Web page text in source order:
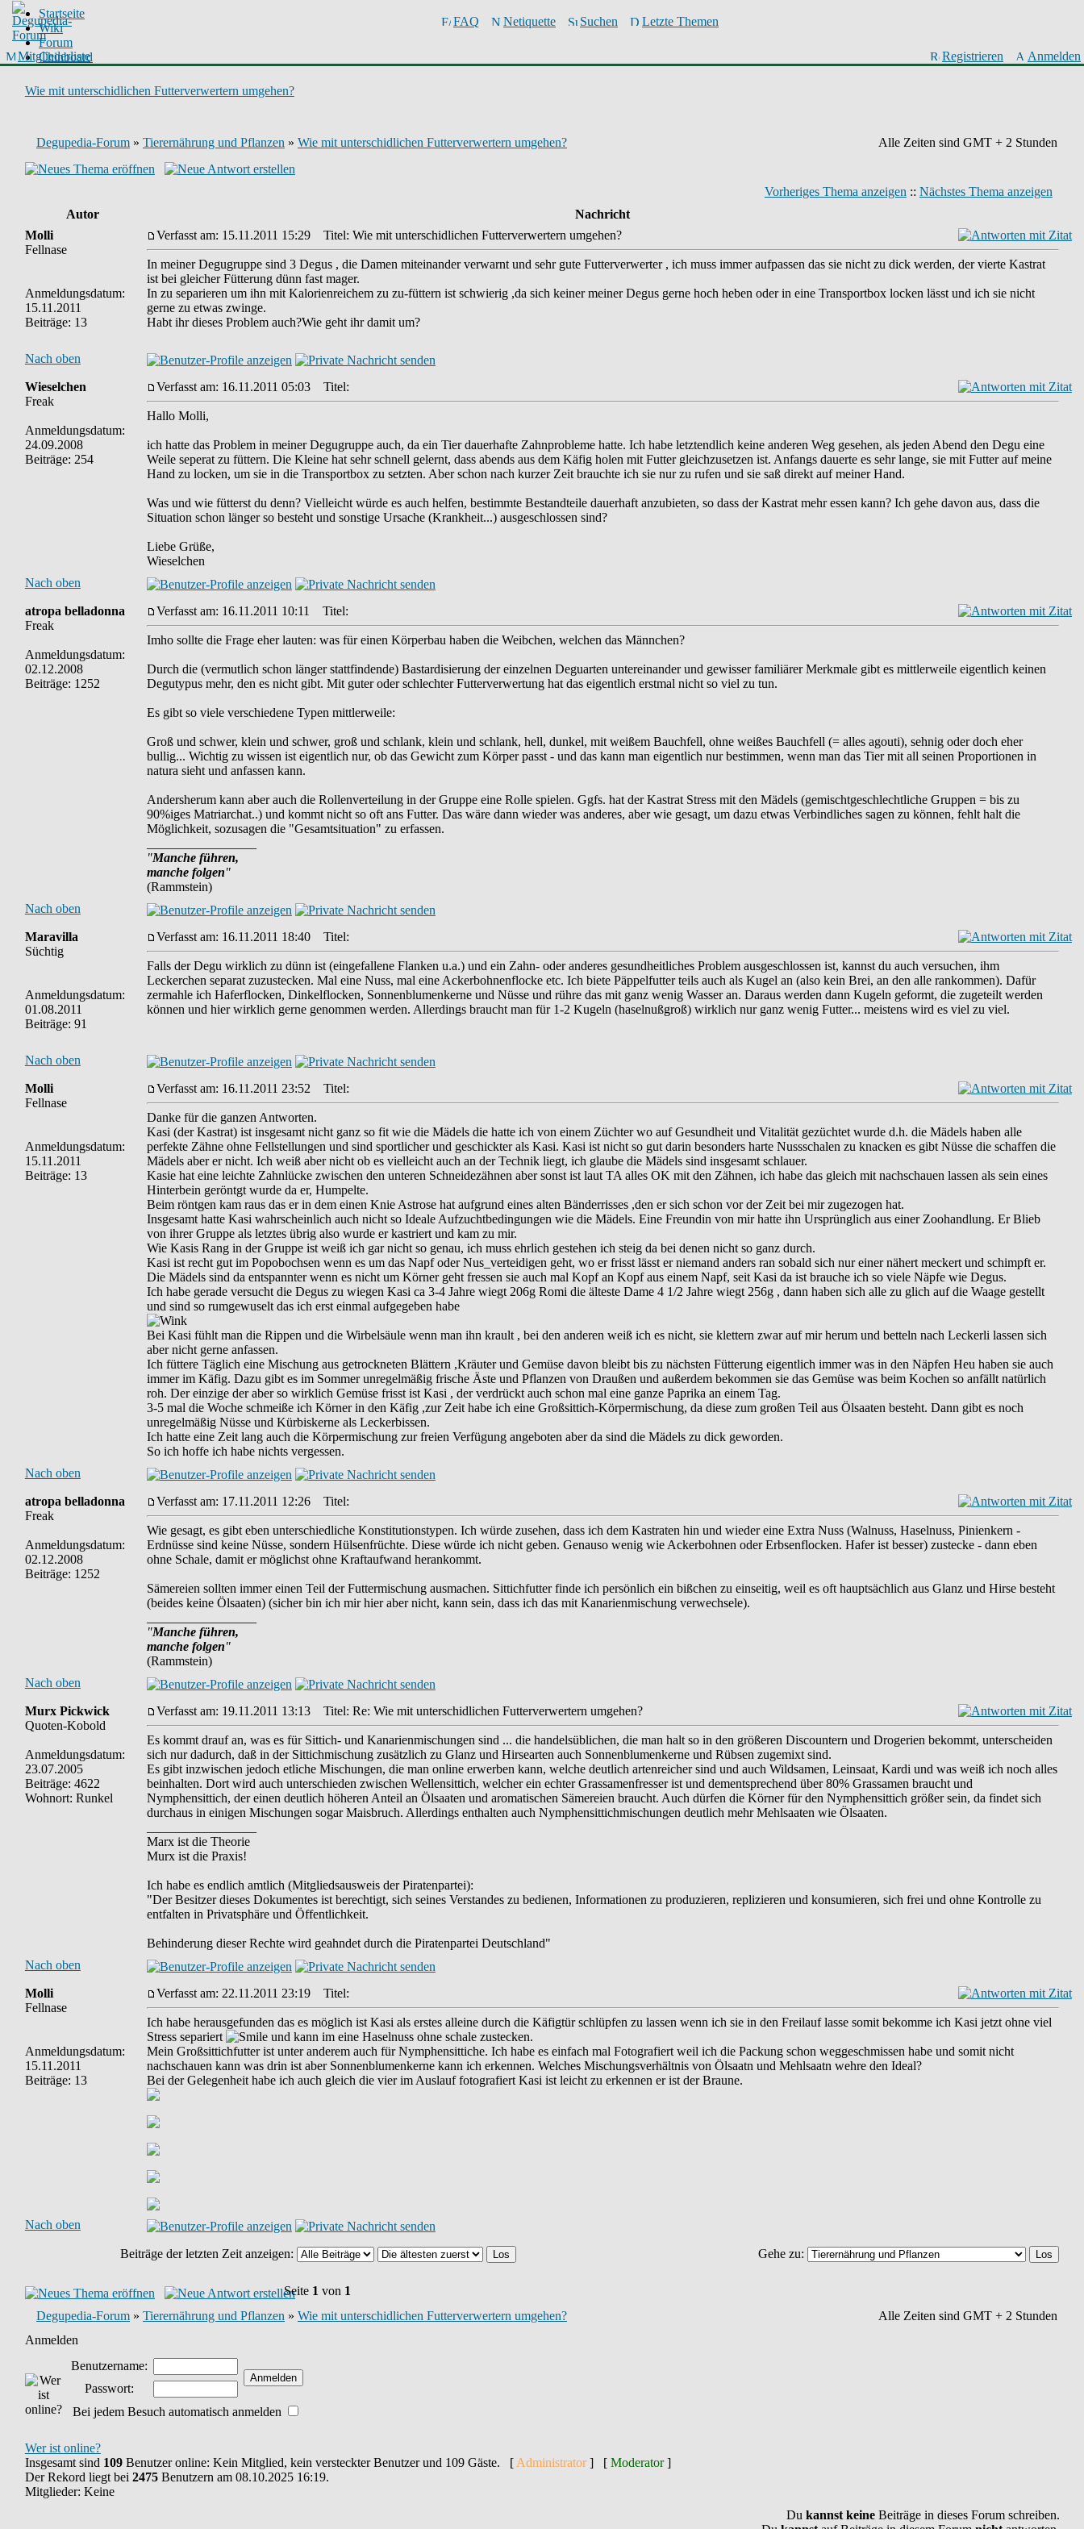
FAQ Netiquette Suchen Letzte Themen
Mitgliederliste Registrieren Anmelden
Startseite
Wiki
Forum
Chinboard
Wie mit unterschidlichen Futterverwertern umgehen?
Degupedia-Forum » Tierernährung und Pflanzen » Wie mit unterschidlichen Futterverwertern umgehen? Alle Zeiten sind GMT + 2 Stunden
Vorheriges Thema anzeigen :: Nächstes Thema anzeigen
Autor
Nachricht
Molli
Fellnase
Anmeldungsdatum:
15.11.2011
Beiträge: 13
Verfasst am: 15.11.2011 15:29 Titel: Wie mit unterschidlichen Futterverwertern umgehen?
In meiner Degugruppe sind 3 Degus , die Damen miteinander verwarnt und sehr gute Futterverwerter , ich muss immer aufpassen das sie nicht zu dick werden, der vierte Kastrat
ist bei gleicher Fütterung dünn fast mager.
In zu separieren um ihn mit Kalorienreichem zu zu-füttern ist schwierig ,da sich keiner meiner Degus gerne hoch heben oder in eine Transportbox locken lässt und ich sie nicht
gerne zu etwas zwinge.
Habt ihr dieses Problem auch?Wie geht ihr damit um?
Nach oben
Wieselchen
Freak
Anmeldungsdatum:
24.09.2008
Beiträge: 254
Verfasst am: 16.11.2011 05:03 Titel:
Hallo Molli,
ich hatte das Problem in meiner Degugruppe auch, da ein Tier dauerhafte Zahnprobleme hatte. Ich habe letztendlich keine anderen Weg gesehen, als jeden Abend den Degu eine
Weile seperat zu füttern. Die Kleine hat sehr schnell gelernt, dass abends aus dem Käfig holen mit Futter gleichzusetzen ist. Anfangs dauerte es sehr lange, sie mit Futter auf meine
Hand zu locken, um sie in die Transportbox zu setzten. Aber schon nach kurzer Zeit brauchte ich sie nur zu rufen und sie saß direkt auf meiner Hand.
Was und wie fütterst du denn? Vielleicht würde es auch helfen, bestimmte Bestandteile dauerhaft anzubieten, so dass der Kastrat mehr essen kann? Ich gehe davon aus, dass die
Situation schon länger so besteht und sonstige Ursache (Krankheit...) ausgeschlossen sind?
Liebe Grüße,
Wieselchen
Nach oben
atropa belladonna
Freak
Anmeldungsdatum:
02.12.2008
Beiträge: 1252
Verfasst am: 16.11.2011 10:11 Titel:
Imho sollte die Frage eher lauten: was für einen Körperbau haben die Weibchen, welchen das Männchen?
Durch die (vermutlich schon länger stattfindende) Bastardisierung der einzelnen Deguarten untereinander und gewisser familiärer Merkmale gibt es mittlerweile eigentlich keinen
Degutypus mehr, den es nicht gibt. Mit guter oder schlechter Futterverwertung hat das eigentlich erstmal nicht so viel zu tun.
Es gibt so viele verschiedene Typen mittlerweile:
Groß und schwer, klein und schwer, groß und schlank, klein und schlank, hell, dunkel, mit weißem Bauchfell, ohne weißes Bauchfell (= alles agouti), sehnig oder doch eher
bullig... Wichtig zu wissen ist eigentlich nur, ob das Gewicht zum Körper passt - und das kann man eigentlich nur bestimmen, wenn man das Tier mit all seinen Proportionen in
natura sieht und anfassen kann.
Andersherum kann aber auch die Rollenverteilung in der Gruppe eine Rolle spielen. Ggfs. hat der Kastrat Stress mit den Mädels (gemischtgeschlechtliche Gruppen = bis zu
90%iges Matriarchat..) und kommt nicht so oft ans Futter. Das wäre dann wieder was anderes, aber wie gesagt, um dazu etwas Verbindliches sagen zu können, fehlt halt die
Möglichkeit, sozusagen die "Gesamtsituation" zu erfassen.
"Manche führen,
manche folgen"
(Rammstein)
Nach oben
Maravilla
Süchtig
Anmeldungsdatum:
01.08.2011
Beiträge: 91
Verfasst am: 16.11.2011 18:40 Titel:
Falls der Degu wirklich zu dünn ist (eingefallene Flanken u.a.) und ein Zahn- oder anderes gesundheitliches Problem ausgeschlossen ist, kannst du auch versuchen, ihm
Leckerchen separat zuzustecken. Mal eine Nuss, mal eine Ackerbohnenflocke etc. Ich biete Päppelfutter teils auch als Kugel an (also kein Brei, an den alle rankommen). Dafür
zermahle ich Haferflocken, Dinkelflocken, Sonnenblumenkerne und Nüsse und rühre das mit ganz wenig Wasser an. Daraus werden dann Kugeln geformt, die zugeteilt werden
können und hier wirklich gerne genommen werden. Allerdings braucht man für 1-2 Kugeln (haselnußgroß) wirklich nur ganz wenig Futter... meistens wird es viel zu viel.
Nach oben
Molli
Fellnase
Anmeldungsdatum:
15.11.2011
Beiträge: 13
Verfasst am: 16.11.2011 23:52 Titel:
Danke für die ganzen Antworten.
Kasi (der Kastrat) ist insgesamt nicht ganz so fit wie die Mädels die hatte ich von einem Züchter wo auf Gesundheit und Vitalität gezüchtet wurde d.h. die Mädels haben alle
perfekte Zähne ohne Fellstellungen und sind sportlicher und geschickter als Kasi. Kasi ist nicht so gut darin besonders harte Nussschalen zu knacken es gibt Nüsse die schaffen die
Mädels aber er nicht. Ich weiß aber nicht ob es vielleicht auch an der Technik liegt, ich glaube die Mädels sind insgesamt schlauer.
Kasie hat eine leichte Zahnlücke zwischen den unteren Schneidezähnen aber sonst ist laut TA alles OK mit den Zähnen, ich habe das gleich mit nachschauen lassen als sein eines
Hinterbein geröntgt wurde da er, Humpelte.
Beim röntgen kam raus das er in dem einen Knie Astrose hat aufgrund eines alten Bänderrisses ,den er sich schon vor der Zeit bei mir zugezogen hat.
Insgesamt hatte Kasi wahrscheinlich auch nicht so Ideale Aufzuchtbedingungen wie die Mädels. Eine Freundin von mir hatte ihn Ursprünglich aus einer Zoohandlung. Er Blieb
von ihrer Gruppe als letztes übrig also wurde er kastriert und kam zu mir.
Wie Kasis Rang in der Gruppe ist weiß ich gar nicht so genau, ich muss ehrlich gestehen ich steig da bei denen nicht so ganz durch.
Kasi ist recht gut im Popobochsen wenn es um das Napf oder Nus_verteidigen geht, wo er frisst lässt er niemand anders ran sobald sich nur einer nähert meckert und schimpft er.
Die Mädels sind da entspannter wenn es nicht um Körner geht fressen sie auch mal Kopf an Kopf aus einem Napf, seit Kasi da ist brauche ich so viele Näpfe wie Degus.
Ich habe gerade versucht die Degus zu wiegen Kasi ca 3-4 Jahre wiegt 206g Romi die älteste Dame 4 1/2 Jahre wiegt 256g , dann haben sich alle zu glich auf die Waage gestellt
und sind so rumgewuselt das ich erst einmal aufgegeben habe
Bei Kasi fühlt man die Rippen und die Wirbelsäule wenn man ihn krault , bei den anderen weiß ich es nicht, sie klettern zwar auf mir herum und betteln nach Leckerli lassen sich
aber nicht gerne anfassen.
Ich füttere Täglich eine Mischung aus getrockneten Blättern ,Kräuter und Gemüse davon bleibt bis zu nächsten Fütterung eigentlich immer was in den Näpfen Heu haben sie auch
immer im Käfig. Dazu gibt es im Sommer unregelmäßig frische Äste und Pflanzen von Draußen und außerdem bekommen sie das Gemüse was beim Kochen so anfällt natürlich
roh. Der einzige der aber so wirklich Gemüse frisst ist Kasi , der verdrückt auch schon mal eine ganze Paprika an einem Tag.
3-5 mal die Woche schmeiße ich Körner in den Käfig ,zur Zeit habe ich eine Großsittich-Körpermischung, da diese zum großen Teil aus Ölsaaten besteht. Dann gibt es noch
unregelmäßig Nüsse und Kürbiskerne als Leckerbissen.
Ich hatte eine Zeit lang auch die Körpermischung zur freien Verfügung angeboten aber da sind die Mädels zu dick geworden.
So ich hoffe ich habe nichts vergessen.
Nach oben
atropa belladonna
Freak
Anmeldungsdatum:
02.12.2008
Beiträge: 1252
Verfasst am: 17.11.2011 12:26 Titel:
Wie gesagt, es gibt eben unterschiedliche Konstitutionstypen. Ich würde zusehen, dass ich dem Kastraten hin und wieder eine Extra Nuss (Walnuss, Haselnuss, Pinienkern -
Erdnüsse sind keine Nüsse, sondern Hülsenfrüchte. Diese würde ich nicht geben. Genauso wenig wie Ackerbohnen oder Erbsenflocken. Hafer ist besser) zustecke - dann eben
ohne Schale, damit er möglichst ohne Kraftaufwand herankommt.
Sämereien sollten immer einen Teil der Futtermischung ausmachen. Sittichfutter finde ich persönlich ein bißchen zu einseitig, weil es oft hauptsächlich aus Glanz und Hirse besteht
(beides keine Ölsaaten) (sicher bin ich mir hier aber nicht, kann sein, dass ich das mit Kanarienmischung verwechsele).
"Manche führen,
manche folgen"
(Rammstein)
Nach oben
Murx Pickwick
Quoten-Kobold
Anmeldungsdatum:
23.07.2005
Beiträge: 4622
Wohnort: Runkel
Verfasst am: 19.11.2011 13:13 Titel: Re: Wie mit unterschidlichen Futterverwertern umgehen?
Es kommt drauf an, was es für Sittich- und Kanarienmischungen sind ... die handelsüblichen, die man halt so in den größeren Discountern und Drogerien bekommt, unterscheiden
sich nur dadurch, daß in der Sittichmischung zusätzlich zu Glanz und Hirsearten auch Sonnenblumenkerne und Rübsen zugemixt sind.
Es gibt inzwischen jedoch etliche Mischungen, die man online erwerben kann, welche deutlich artenreicher sind und auch Wildsamen, Leinsaat, Kardi und was weiß ich noch alles
beinhalten. Dort wird auch unterschieden zwischen Wellensittich, welcher ein echter Grassamenfresser ist und dementsprechend über 80% Grassamen braucht und
Nymphensittich, der einen deutlich höheren Anteil an Ölsaaten und aromatischen Sämereien braucht. Auch dürfen die Körner für den Nymphensittich größer sein, da findet sich
durchaus in einigen Mischungen sogar Maisbruch. Allerdings enthalten auch Nymphensittichmischungen deutlich mehr Mehlsaaten wie Ölsaaten.
Marx ist die Theorie
Murx ist die Praxis!
Ich habe es endlich amtlich (Mitgliedsausweis der Piratenpartei):
"Der Besitzer dieses Dokumentes ist berechtigt, sich seines Verstandes zu bedienen, Informationen zu produzieren, replizieren und konsumieren, sich frei und ohne Kontrolle zu
entfalten in Privatsphäre und Öffentlichkeit.
Behinderung dieser Rechte wird geahndet durch die Piratenpartei Deutschland"
Nach oben
Molli
Fellnase
Anmeldungsdatum:
15.11.2011
Beiträge: 13
Verfasst am: 22.11.2011 23:19 Titel:
Ich habe herausgefunden das es möglich ist Kasi als erstes alleine durch die Käfigtür schlüpfen zu lassen wenn ich sie in den Freilauf lasse somit bekomme ich Kasi jetzt ohne viel
Stress separiert
und kann im eine Haselnuss ohne schale zustecken.
Mein Großsittichfutter ist unter anderem auch für Nymphensittiche. Ich habe es einfach mal Fotografiert weil ich die Packung schon weggeschmissen habe und somit nicht
nachschauen kann was drin ist aber Sonnenblumenkerne kann ich erkennen. Welches Mischungsverhältnis von Ölsaatn und Mehlsaatn wehre den Ideal?
Bei der Gelegenheit habe ich auch gleich die vier im Auslauf fotografiert Kasi ist leicht zu erkennen er ist der Braune.
Nach oben
Beiträge der letzten Zeit anzeigen: Gehe zu:
Seite 1 von 1
Degupedia-Forum » Tierernährung und Pflanzen » Wie mit unterschidlichen Futterverwertern umgehen?
Alle Zeiten sind GMT + 2 Stunden
Anmelden
Benutzername:
Passwort:
Bei jedem Besuch automatisch anmelden
Wer ist online?
Insgesamt sind 109Benutzer online: Kein Mitglied, kein versteckter Benutzer und 109 Gäste. [ Administrator] [ Moderator]
Der Rekord liegt bei 2475Benutzern am 08.10.2025 16:19.
Mitglieder: Keine
Du kannst keine Beiträge in dieses Forum schreiben.